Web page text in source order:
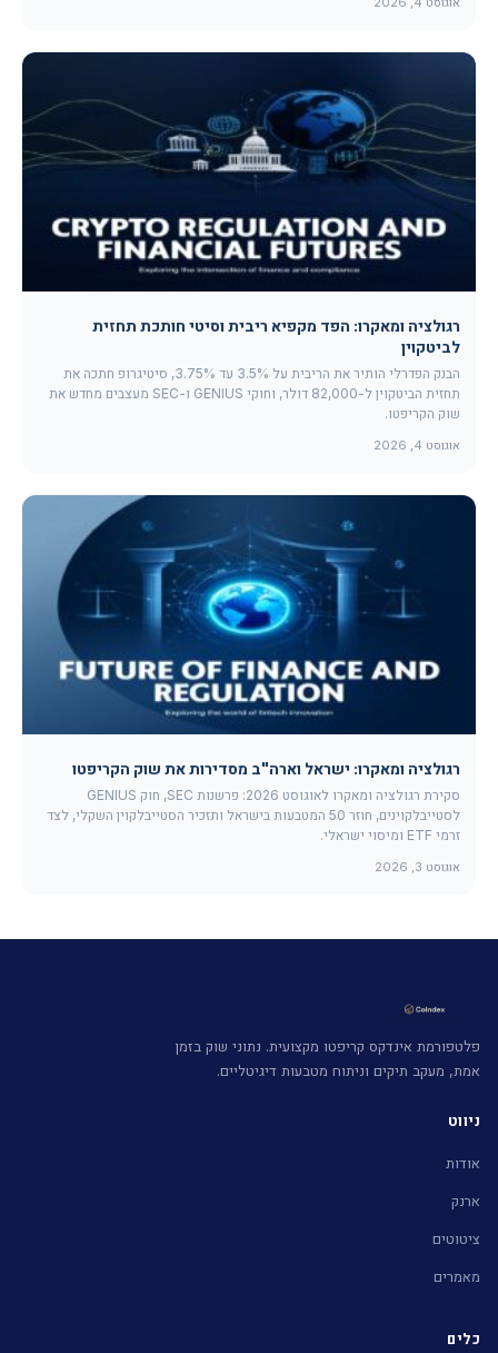
רגולציה ומאקרו: הפד מקפיא ריבית וסיטי חותכת תחזית
לביטקוין
הבנק הפדרלי הותיר את הריבית על 3.5% עד 3.75%, סיטיגרופ חתכה את
תחזית הביטקוין ל-82,000 דולר, וחוקי GENIUS ו-SEC מעצבים מחדש את
שוק הקריפטו.
אוגוסט 4, 2026
רגולציה ומאקרו: ישראל וארה"ב מסדירות את שוק הקריפטו
סקירת רגולציה ומאקרו לאוגוסט 2026: פרשנות SEC, חוק GENIUS
לסטייבלקוינים, חוזר 50 המטבעות בישראל ותזכיר הסטייבלקוין השקלי, לצד
זרמי ETF ומיסוי ישראלי.
אוגוסט 3, 2026
פלטפורמת אינדקס קריפטו מקצועית. נתוני שוק בזמן
אמת, מעקב תיקים וניתוח מטבעות דיגיטליים.
ניווט
אודות
ארנק
ציטוטים
מאמרים
כלים